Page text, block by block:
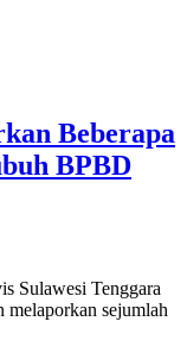
Beberapa
BPBD
Sulawesi Tenggara
melaporkan sejumlah